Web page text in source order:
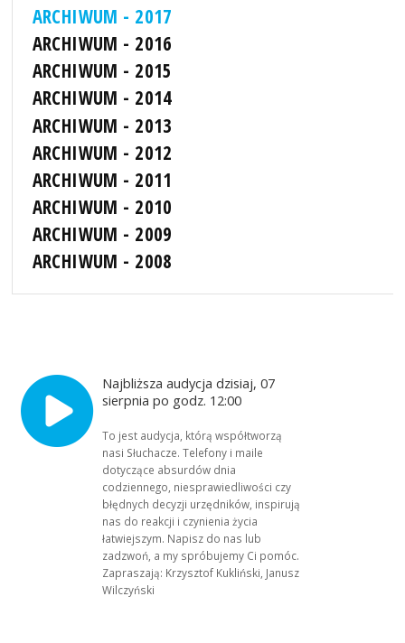
ARCHIWUM - 2017
ARCHIWUM - 2016
ARCHIWUM - 2015
ARCHIWUM - 2014
ARCHIWUM - 2013
ARCHIWUM - 2012
ARCHIWUM - 2011
ARCHIWUM - 2010
ARCHIWUM - 2009
ARCHIWUM - 2008
Najbliższa audycja dzisiaj, 07
sierpnia po godz. 12:00
To jest audycja, którą współtworzą
nasi Słuchacze. Telefony i maile
dotyczące absurdów dnia
codziennego, niesprawiedliwości czy
błędnych decyzji urzędników, inspirują
nas do reakcji i czynienia życia
łatwiejszym. Napisz do nas lub
zadzwoń, a my spróbujemy Ci pomóc.
Zapraszają: Krzysztof Kukliński, Janusz
Wilczyński